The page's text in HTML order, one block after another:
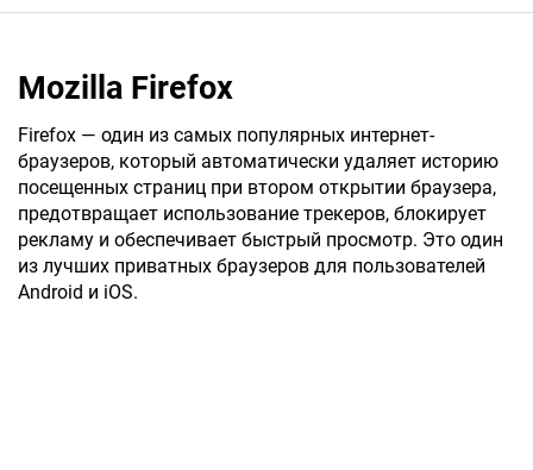
Mozilla Firefox
Firefox — один из самых популярных интернет-
браузеров, который автоматически удаляет историю
посещенных страниц при втором открытии браузера,
предотвращает использование трекеров, блокирует
рекламу и обеспечивает быстрый просмотр. Это один
из лучших приватных браузеров для пользователей
Android и iOS.